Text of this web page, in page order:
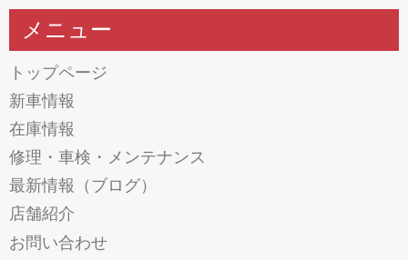
メニュー
トップページ
新車情報
在庫情報
修理・車検・メンテナンス
最新情報（ブログ）
店舗紹介
お問い合わせ